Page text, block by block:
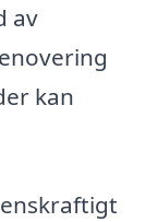
av
kan